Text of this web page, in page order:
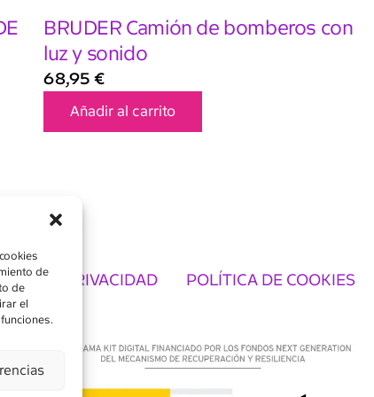
de
de
el
BRUDER Camión de bomberos con
luz y sonido
68,95 €
Añadir al carrito
DE PRIVACIDAD POLÍTICA DE COOKIES